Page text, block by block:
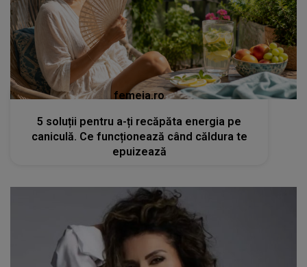
femeia.ro
5 soluții pentru a-ți recăpăta energia pe
caniculă. Ce funcționează când căldura te
epuizează